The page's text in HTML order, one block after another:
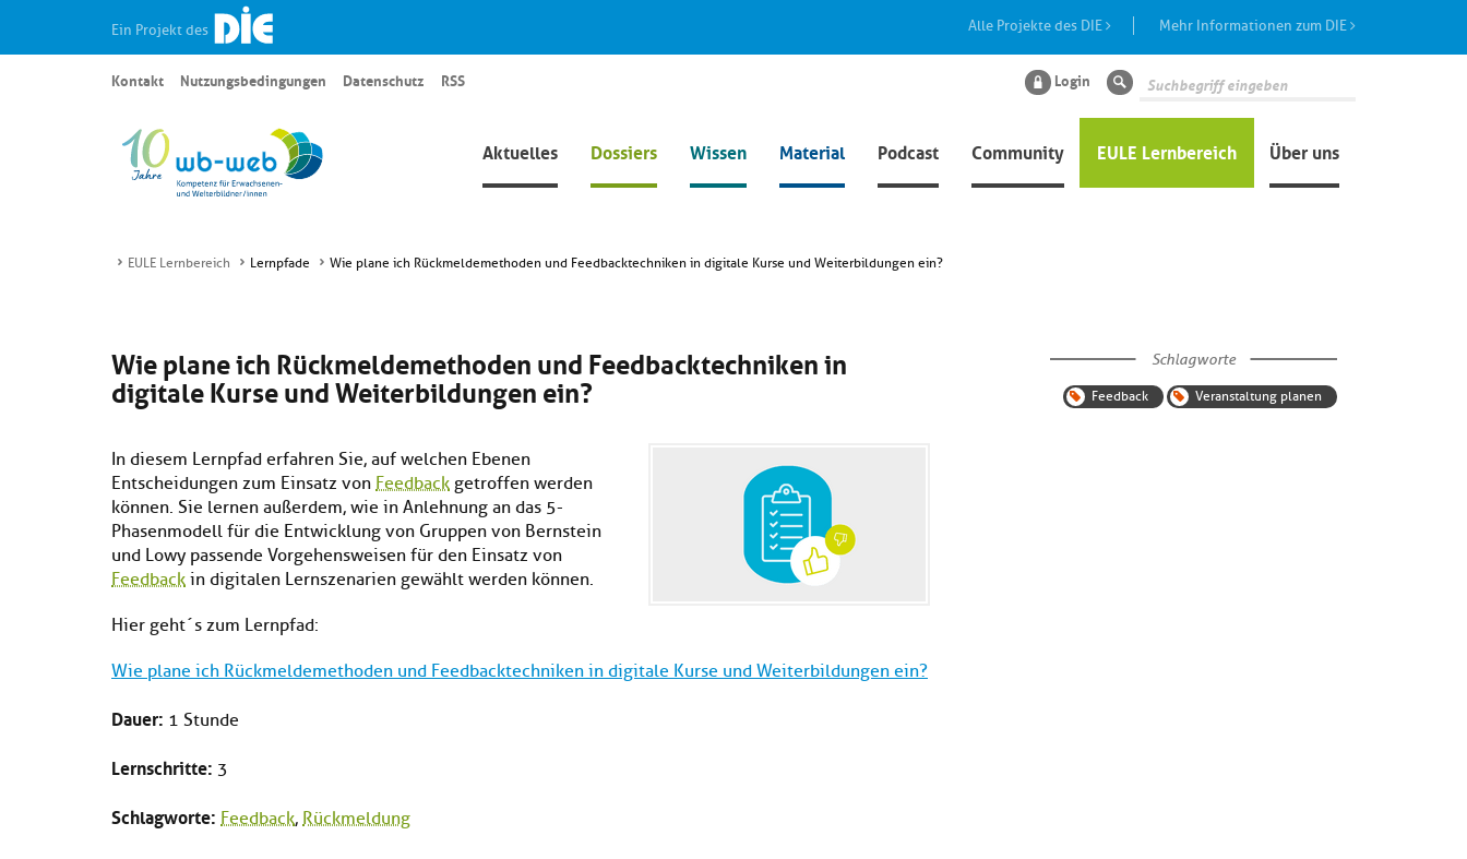
Ein Projekt des Alle Projekte des DIE Mehr Informationen zum DIE
Aktuelles Dossiers Wissen Material Podcast Community EULE Lernbereich Über uns
Kontakt Nutzungsbedingungen Datenschutz RSS Login Suche
EULE Lernbereich Lernpfade Wie plane ich Rückmeldemethoden und Feedbacktechniken in digitale Kurse und Weiterbildungen ein?
Wie plane ich Rückmeldemethoden und Feedbacktechniken in
digitale Kurse und Weiterbildungen ein?
In diesem Lernpfad erfahren Sie, auf welchen Ebenen
Entscheidungen zum Einsatz von Feedback getroffen werden
können. Sie lernen außerdem, wie in Anlehnung an das 5-
Phasenmodell für die Entwicklung von Gruppen von Bernstein
und Lowy passende Vorgehensweisen für den Einsatz von
Feedback in digitalen Lernszenarien gewählt werden können.
Hier geht´s zum Lernpfad:
Wie plane ich Rückmeldemethoden und Feedbacktechniken in digitale Kurse und Weiterbildungen ein?
Dauer: 1 Stunde
Lernschritte: 3
Schlagworte: Feedback, Rückmeldung
Schlagworte
Feedback Veranstaltung planen